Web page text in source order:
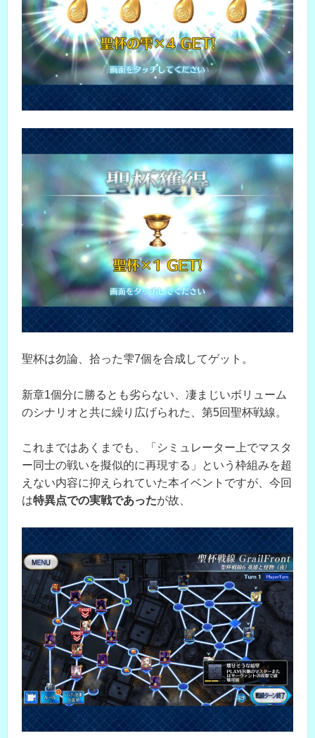
聖杯は勿論、拾った雫7個を合成してゲット。
新章1個分に勝るとも劣らない、凄まじいボリューム
のシナリオと共に繰り広げられた、第5回聖杯戦線。
これまではあくまでも、「シミュレーター上でマスタ
ー同士の戦いを擬似的に再現する」という枠組みを超
えない内容に抑えられていた本イベントですが、今回
は特異点での実戦であったが故、